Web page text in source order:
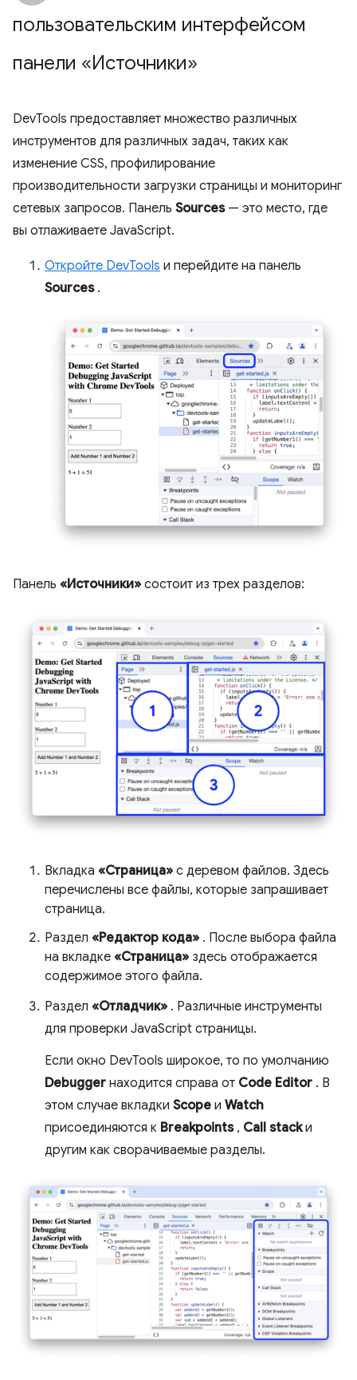
пользовательским интерфейсом
панели «Источники»
DevTools предоставляет множество различных
инструментов для различных задач, таких как
изменение CSS, профилирование
производительности загрузки страницы и мониторинг
сетевых запросов. Панель Sources— это место, где
вы отлаживаете JavaScript.
Откройте DevTools и перейдите на панель
Sources.
Панель «Источники» состоит из трех разделов:
Вкладка «Страница» с деревом файлов. Здесь
перечислены все файлы, которые запрашивает
страница.
Раздел «Редактор кода» . После выбора файла
на вкладке «Страница» здесь отображается
содержимое этого файла.
Раздел «Отладчик» . Различные инструменты
для проверки JavaScript страницы.
Если окно DevTools широкое, то по умолчанию
Debugger находится справа от Code Editor . В
этом случае вкладки Scope и Watch
присоединяются к Breakpoints, Call stackи
другим как сворачиваемые разделы.